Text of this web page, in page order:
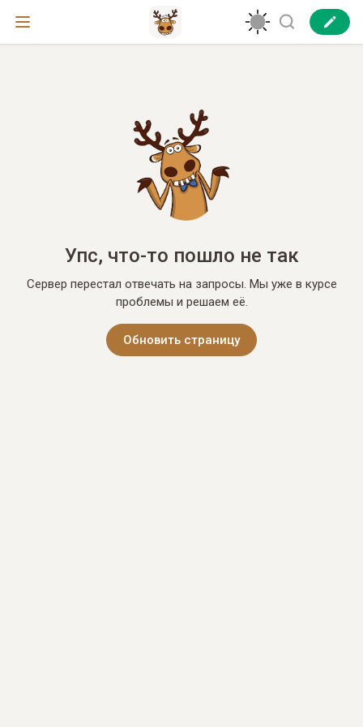
Упс, что-то пошло не так
Сервер перестал отвечать на запросы. Мы уже в курсе
проблемы и решаем её.
Обновить страницу